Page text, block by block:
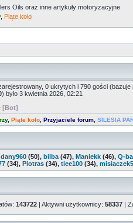
Oils oraz inne artykuły motoryzacyjne
, Piąte koło
0 ukrytych i 790 gości
) było 3 kwietnia 2026, 02:21
[Bot]
, Piąte koło Przyjaciele forum SILESIA
dany960 (50), bilba (47), Maniekk (46), Q-
(34), Piotras (34), tiee100 (34),
143722 | Aktywni użytkownicy: 58337 |